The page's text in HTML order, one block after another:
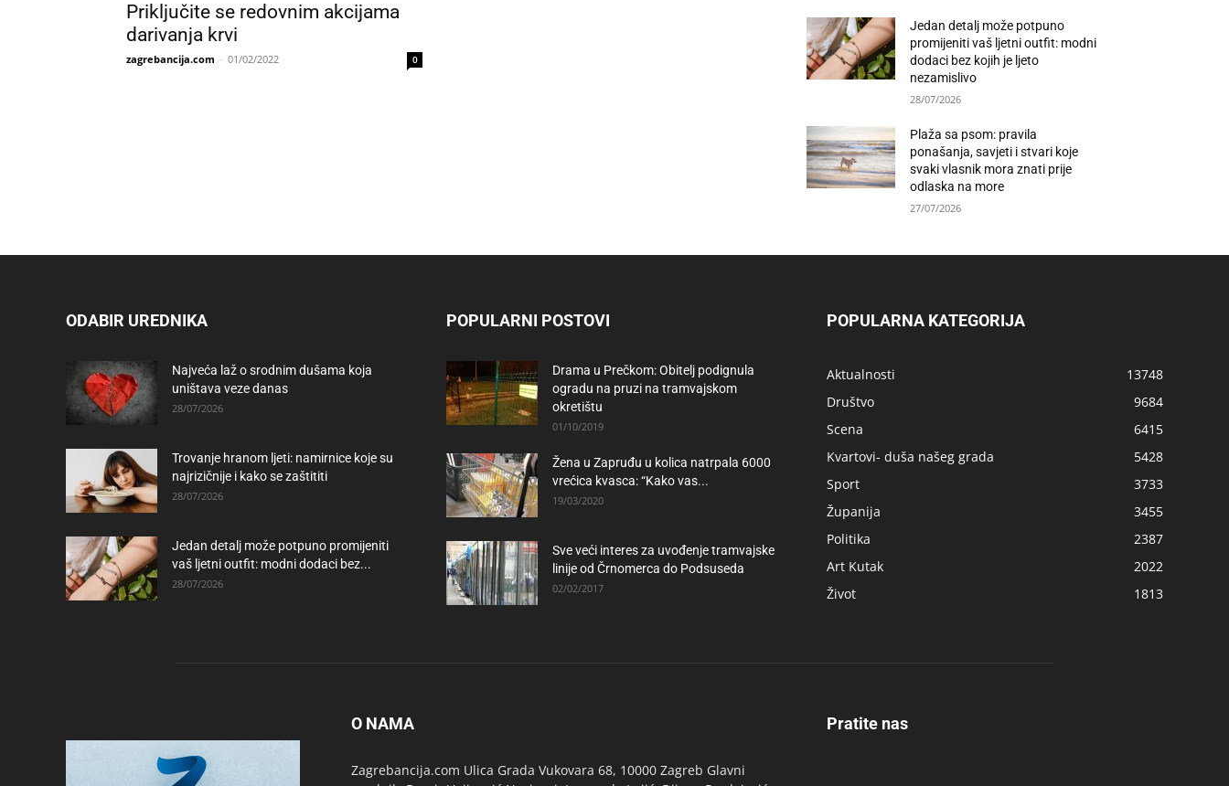
Priključite se redovnim akcijama
darivanja krvi
zagrebancija.com - 01/02/2022 0
Jedan detalj može potpuno
promijeniti vaš ljetni outfit: modni
dodaci bez kojih je ljeto
nezamislivo
28/07/2026
Plaža sa psom: pravila
ponašanja, savjeti i stvari koje
svaki vlasnik mora znati prije
odlaska na more
27/07/2026
ODABIR UREDNIKA
Najveća laž o srodnim dušama koja
uništava veze danas
28/07/2026
Trovanje hranom ljeti: namirnice koje su
najrizičnije i kako se zaštititi
28/07/2026
Jedan detalj može potpuno promijeniti
vaš ljetni outfit: modni dodaci bez...
28/07/2026
POPULARNI POSTOVI
Drama u Prečkom: Obitelj podignula
ogradu na pruzi na tramvajskom
okretištu
01/10/2019
Žena u Zapruđu u kolica natrpala 6000
vrećica kvasca: “Kako vas...
19/03/2020
Sve veći interes za uvođenje tramvajske
linije od Črnomerca do Podsuseda
02/02/2017
POPULARNA KATEGORIJA
Aktualnosti
13748
Društvo
9684
Scena
6415
Kvartovi- duša našeg grada
5428
Sport
3733
Županija
3455
Politika
2387
Art Kutak
2022
Život
1813
O NAMA
Zagrebancija.com Ulica Grada Vukovara 68, 10000 Zagreb Glavni
Pratite nas